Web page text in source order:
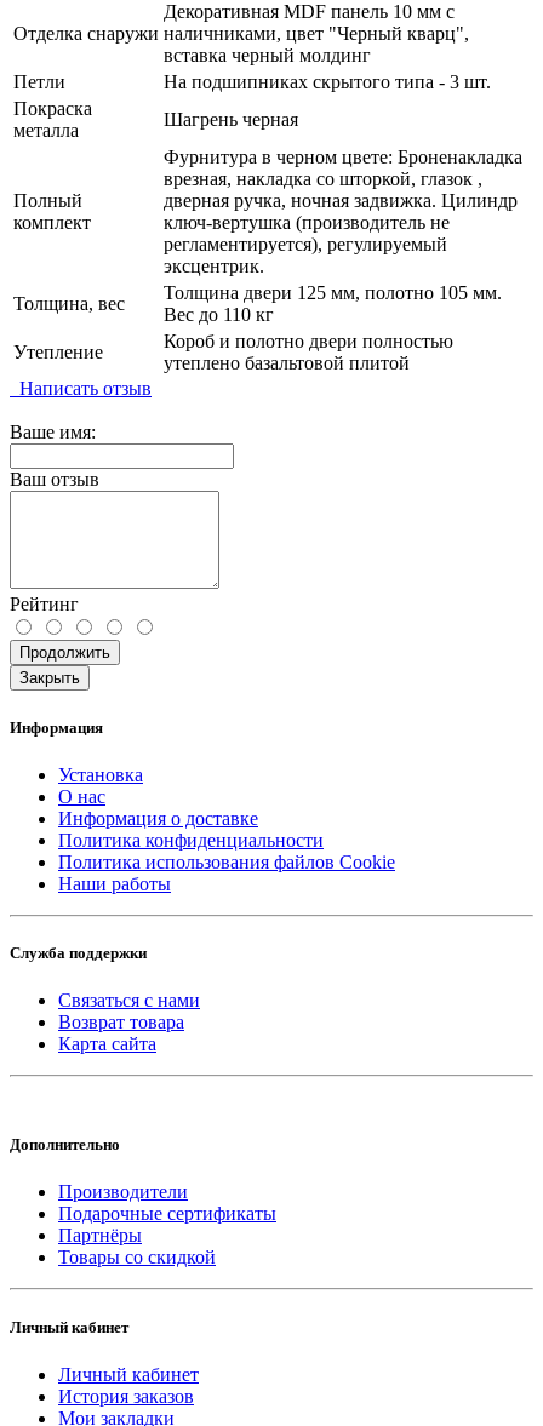
Отделка снаружи
Декоративная MDF панель 10 мм с
наличниками, цвет "Черный кварц",
вставка черный молдинг
Петли
На подшипниках скрытого типа - 3 шт.
Покраска
металла
Шагрень черная
Полный
комплект
Фурнитура в черном цвете: Броненакладка
врезная, накладка со шторкой, глазок ,
дверная ручка, ночная задвижка. Цилиндр
ключ-вертушка (производитель не
регламентируется), регулируемый
эксцентрик.
Толщина, вес
Толщина двери 125 мм, полотно 105 мм.
Вес до 110 кг
Утепление
Короб и полотно двери полностью
утеплено базальтовой плитой
Написать отзыв
Ваше имя:
Ваш отзыв
Рейтинг
Продолжить
Закрыть
Информация
Установка
О нас
Информация о доставке
Политика конфиденциальности
Политика использования файлов Cookie
Наши работы
Служба поддержки
Связаться с нами
Возврат товара
Карта сайта
Дополнительно
Производители
Подарочные сертификаты
Партнёры
Товары со скидкой
Личный кабинет
Личный кабинет
История заказов
Мои закладки